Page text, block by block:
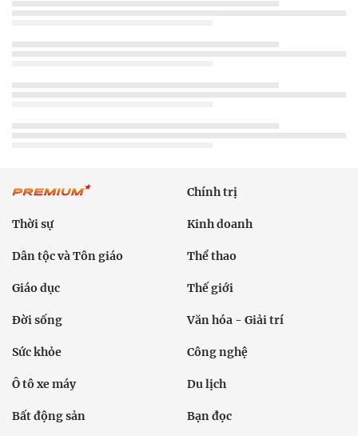
Chính trị
Thời sự Kinh doanh
Dân tộc và Tôn giáo Thể thao
Giáo dục Thế giới
Đời sống Văn hóa - Giải trí
Sức khỏe Công nghệ
Ô tô xe máy Du lịch
Bất động sản Bạn đọc